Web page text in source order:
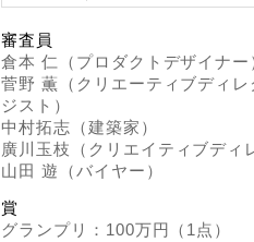
審査員
倉本 仁（プロダクトデザイナー
菅野 薫（クリエーティブディ
ジスト）
中村拓志（建築家）
廣川玉枝（クリエイティブディ
山田 遊（バイヤー）
賞
グランプリ：100万円（1点）